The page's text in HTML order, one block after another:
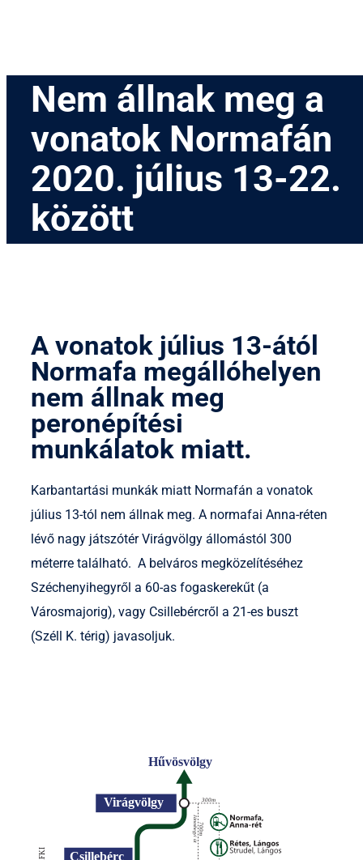
Nem állnak meg a
vonatok Normafán
2020. július 13-22.
között
A vonatok július 13-ától
Normafa megállóhelyen
nem állnak meg
peronépítési
munkálatok miatt.
Karbantartási munkák miatt Normafán a vonatok
július 13-tól nem állnak meg. A normafai Anna-réten
lévő nagy játszótér Virágvölgy állomástól 300
méterre található. A belváros megközelítéséhez
Széchenyihegyről a 60-as fogaskerekűt (a
Városmajorig), vagy Csillebércről a 21-es buszt
(Széll K. térig) javasoljuk.
Virágvölgy
Hűvösvölgy
Csillebérc
Jánoshegyi út700m
300m